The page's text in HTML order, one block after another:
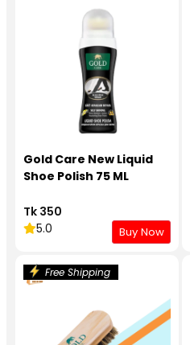
Gold Care New Liquid
Shoe Polish 75 ML
Tk 350
5.0
Buy Now
Free Shipping